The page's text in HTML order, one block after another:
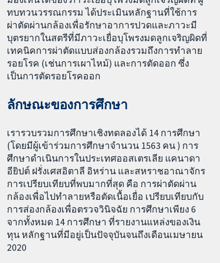
ทบทวนวรรณกรรม ได้ประเมินหลักฐานที่ใช้การ
ผ่าตัดผ่านกล้องเพื่อรักษาอาการปวดและภาวะมี
บุตรยากในสตรีที่มีภาวะเยื่อบุโพรงมดลูกเจริญผิดที่
เทคนิคการผ่าตัดแบบส่องกล้องรวมถึงการทำลาย
รอยโรค (เช่นการเผาไหม้) และการตัดออก ซึ่ง
เป็นการตัดรอยโรคออก
ลักษณะของการศึกษา
เรารวบรวมการศึกษาเชิงทดลองได้ 14 การศึกษา
(โดยมีผู้เข้าร่วมการศึกษาจำนวน 1563 คน ) การ
ศึกษาดำเนินการในประเทศออสเตรเลีย แคนาดา
อียิปต์ ฝรั่งเศสอิตาลี อิหร่าน และสหราชอาณาจักร
การเปรียบเทียบที่พบมากที่สุด คือ การผ่าตัดผ่าน
กล้องเพื่อไปทำลายหรือตัดเนื้อเยื่อ เปรียบเทียบกับ
การส่องกล้องเพื่อตรวจวินิจฉัย การศึกษาเพียง 6
จากทั้งหมด 14 การศึกษา ที่รายงานแหล่งของเงิน
ทุน หลักฐานที่มีอยู่เป็นปัจจุบันจนถึงเดือนเมษายน
2020